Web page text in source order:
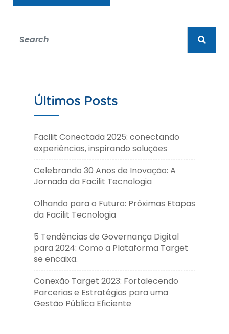
Últimos Posts
Facilit Conectada 2025: conectando
experiências, inspirando soluções
Celebrando 30 Anos de Inovação: A
Jornada da Facilit Tecnologia
Olhando para o Futuro: Próximas Etapas
da Facilit Tecnologia
5 Tendências de Governança Digital
para 2024: Como a Plataforma Target
se encaixa.
Conexão Target 2023: Fortalecendo
Parcerias e Estratégias para uma
Gestão Pública Eficiente